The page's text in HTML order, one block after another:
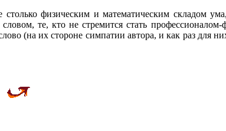
физическим и математическим складом
те, кто не стремится стать профессионалом-
(на их стороне симпатии автора, и как раз для